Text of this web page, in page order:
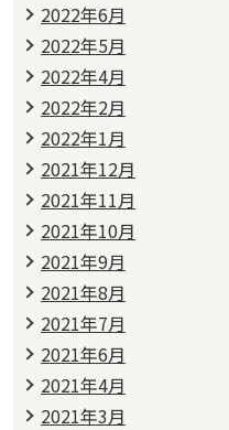
2022年6月
2022年5月
2022年4月
2022年2月
2022年1月
2021年12月
2021年11月
2021年10月
2021年9月
2021年8月
2021年7月
2021年6月
2021年4月
2021年3月